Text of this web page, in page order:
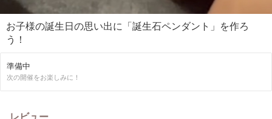
お子様の誕生日の思い出に「誕生石ペンダント」を作ろ
う！
準備中
次の開催をお楽しみに！
レビュー